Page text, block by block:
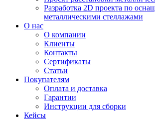
Разработка 2D проекта по
металлическими стеллажами
О нас
О компании
Клиенты
Контакты
Сертификаты
Статьи
Покупателям
Оплата и доставка
Гарантии
Инструкции для сборки
Кейсы